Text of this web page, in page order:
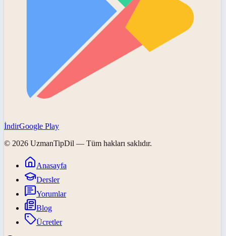
İndirGoogle Play
© 2026 UzmanTipDil — Tüm hakları saklıdır.
Anasayfa
Dersler
Yorumlar
Blog
Ücretler